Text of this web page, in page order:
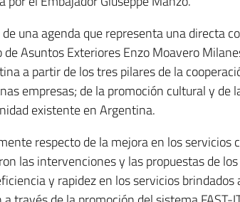
una agenda que representa una directa
Asuntos Exteriores Enzo Moavero
a partir de los tres pilares de la
empresas; de la promoción cultural y
existente en Argentina.
respecto de la mejora en los servicios
las intervenciones y las propuestas de
y rapidez en los servicios